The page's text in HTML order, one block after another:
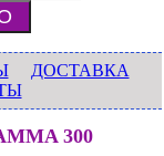
ДОСТАВКА
300